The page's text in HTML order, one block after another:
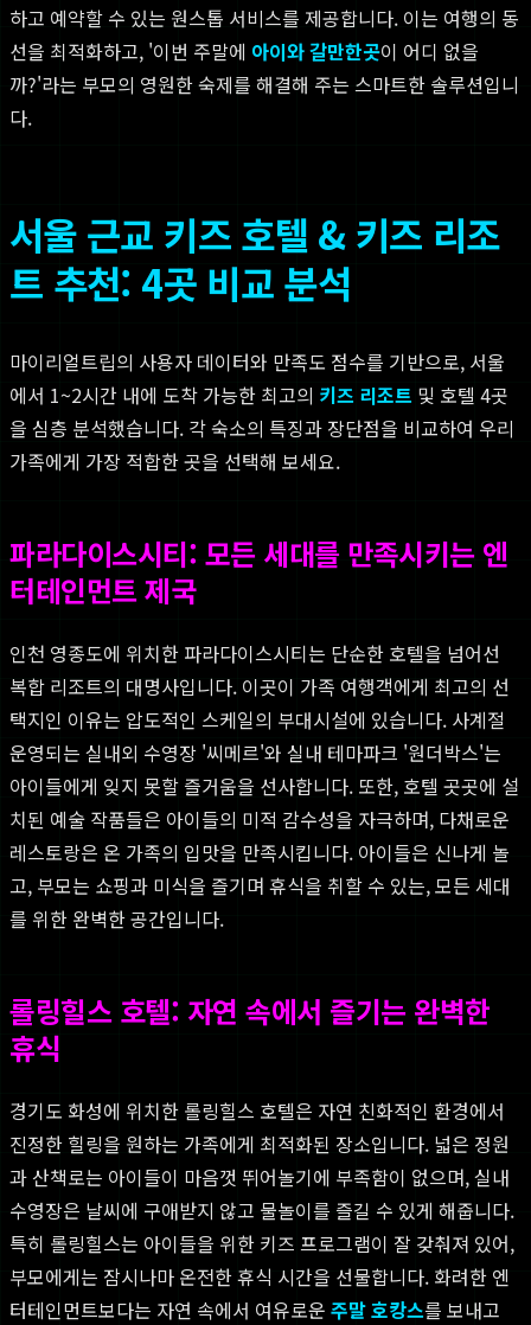
하고 예약할 수 있는 원스톱 서비스를 제공합니다. 이는 여행의 동
선을 최적화하고, '이번 주말에 아이와 갈만한곳이 어디 없을
까?'라는 부모의 영원한 숙제를 해결해 주는 스마트한 솔루션입니
다.
서울 근교 키즈 호텔 & 키즈 리조
트 추천: 4곳 비교 분석
마이리얼트립의 사용자 데이터와 만족도 점수를 기반으로, 서울
에서 1~2시간 내에 도착 가능한 최고의 키즈 리조트 및 호텔 4곳
을 심층 분석했습니다. 각 숙소의 특징과 장단점을 비교하여 우리
가족에게 가장 적합한 곳을 선택해 보세요.
파라다이스시티: 모든 세대를 만족시키는 엔
터테인먼트 제국
인천 영종도에 위치한 파라다이스시티는 단순한 호텔을 넘어선
복합 리조트의 대명사입니다. 이곳이 가족 여행객에게 최고의 선
택지인 이유는 압도적인 스케일의 부대시설에 있습니다. 사계절
운영되는 실내외 수영장 '씨메르'와 실내 테마파크 '원더박스'는
아이들에게 잊지 못할 즐거움을 선사합니다. 또한, 호텔 곳곳에 설
치된 예술 작품들은 아이들의 미적 감수성을 자극하며, 다채로운
레스토랑은 온 가족의 입맛을 만족시킵니다. 아이들은 신나게 놀
고, 부모는 쇼핑과 미식을 즐기며 휴식을 취할 수 있는, 모든 세대
를 위한 완벽한 공간입니다.
롤링힐스 호텔: 자연 속에서 즐기는 완벽한
휴식
경기도 화성에 위치한 롤링힐스 호텔은 자연 친화적인 환경에서
진정한 힐링을 원하는 가족에게 최적화된 장소입니다. 넓은 정원
과 산책로는 아이들이 마음껏 뛰어놀기에 부족함이 없으며, 실내
수영장은 날씨에 구애받지 않고 물놀이를 즐길 수 있게 해줍니다.
특히 롤링힐스는 아이들을 위한 키즈 프로그램이 잘 갖춰져 있어,
부모에게는 잠시나마 온전한 휴식 시간을 선물합니다. 화려한 엔
터테인먼트보다는 자연 속에서 여유로운 주말 호캉스를 보내고